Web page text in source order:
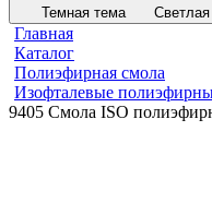
Темная тема
Главная
Каталог
Полиэфирная смола
Изофталевые
9405 Смола ISO